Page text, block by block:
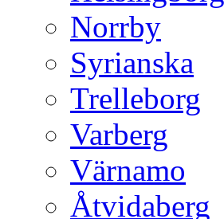
Norrby
Syrianska
Trelleborg
Varberg
Värnamo
Åtvidaberg